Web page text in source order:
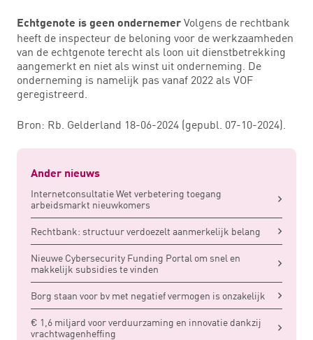
Echtgenote is geen ondernemer Volgens de rechtbank
heeft de inspecteur de beloning voor de werkzaamheden
van de echtgenote terecht als loon uit dienstbetrekking
aangemerkt en niet als winst uit onderneming. De
onderneming is namelijk pas vanaf 2022 als VOF
geregistreerd.
Bron: Rb. Gelderland 18-06-2024 (gepubl. 07-10-2024).
Ander nieuws
Internetconsultatie Wet verbetering toegang
arbeidsmarkt nieuwkomers
Rechtbank: structuur verdoezelt aanmerkelijk belang
Nieuwe Cybersecurity Funding Portal om snel en
makkelijk subsidies te vinden
Borg staan voor bv met negatief vermogen is onzakelijk
€ 1,6 miljard voor verduurzaming en innovatie dankzij
vrachtwagenheffing